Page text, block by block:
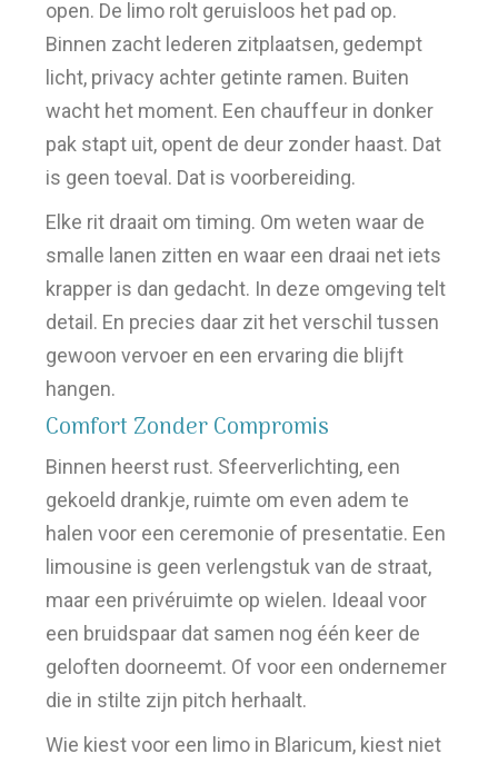
open. De limo rolt geruisloos het pad op.
Binnen zacht lederen zitplaatsen, gedempt
licht, privacy achter getinte ramen. Buiten
wacht het moment. Een chauffeur in donker
pak stapt uit, opent de deur zonder haast. Dat
is geen toeval. Dat is voorbereiding.
Elke rit draait om timing. Om weten waar de
smalle lanen zitten en waar een draai net iets
krapper is dan gedacht. In deze omgeving telt
detail. En precies daar zit het verschil tussen
gewoon vervoer en een ervaring die blijft
hangen.
Comfort Zonder Compromis
Binnen heerst rust. Sfeerverlichting, een
gekoeld drankje, ruimte om even adem te
halen voor een ceremonie of presentatie. Een
limousine is geen verlengstuk van de straat,
maar een privéruimte op wielen. Ideaal voor
een bruidspaar dat samen nog één keer de
geloften doorneemt. Of voor een ondernemer
die in stilte zijn pitch herhaalt.
Wie kiest voor een limo in Blaricum, kiest niet